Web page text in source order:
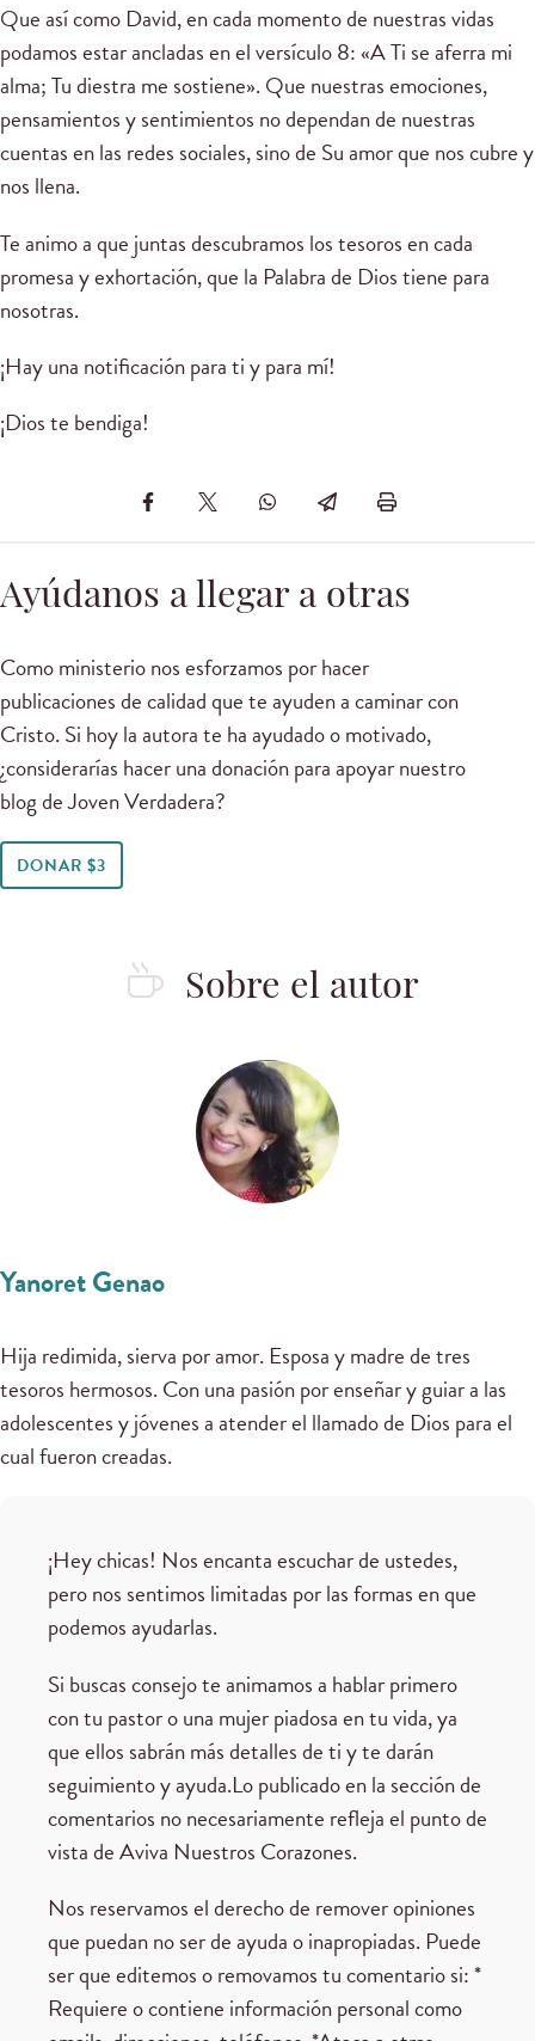
Que así como David, en cada momento de nuestras vidas
podamos estar ancladas en el versículo 8: «A Ti se aferra mi
alma; Tu diestra me sostiene». Que nuestras emociones,
pensamientos y sentimientos no dependan de nuestras
cuentas en las redes sociales, sino de Su amor que nos cubre y
nos llena.
Te animo a que juntas descubramos los tesoros en cada
promesa y exhortación, que la Palabra de Dios tiene para
nosotras.
¡Hay una notificación para ti y para mí!
¡Dios te bendiga!
Ayúdanos a llegar a otras
Como ministerio nos esforzamos por hacer
publicaciones de calidad que te ayuden a caminar con
Cristo. Si hoy la autora te ha ayudado o motivado,
¿considerarías hacer una donación para apoyar nuestro
blog de Joven Verdadera?
DONAR $3
Sobre el autor
Yanoret Genao
Hija redimida, sierva por amor. Esposa y madre de tres
tesoros hermosos. Con una pasión por enseñar y guiar a las
adolescentes y jóvenes a atender el llamado de Dios para el
cual fueron creadas.
¡Hey chicas! Nos encanta escuchar de ustedes,
pero nos sentimos limitadas por las formas en que
podemos ayudarlas.
Si buscas consejo te animamos a hablar primero
con tu pastor o una mujer piadosa en tu vida, ya
que ellos sabrán más detalles de ti y te darán
seguimiento y ayuda.Lo publicado en la sección de
comentarios no necesariamente refleja el punto de
vista de Aviva Nuestros Corazones.
Nos reservamos el derecho de remover opiniones
que puedan no ser de ayuda o inapropiadas. Puede
ser que editemos o removamos tu comentario si: *
Requiere o contiene información personal como